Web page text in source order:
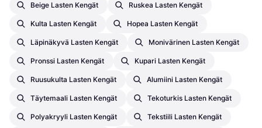
Beige Lasten Kengät Ruskea Lasten Kengät
Kulta Lasten Kengät Hopea Lasten Kengät
Läpinäkyvä Lasten Kengät Monivärinen Lasten Kengät
Pronssi Lasten Kengät Kupari Lasten Kengät
Ruusukulta Lasten Kengät Alumiini Lasten Kengät
Täytemaali Lasten Kengät Tekoturkis Lasten Kengät
Polyakryyli Lasten Kengät Tekstiili Lasten Kengät